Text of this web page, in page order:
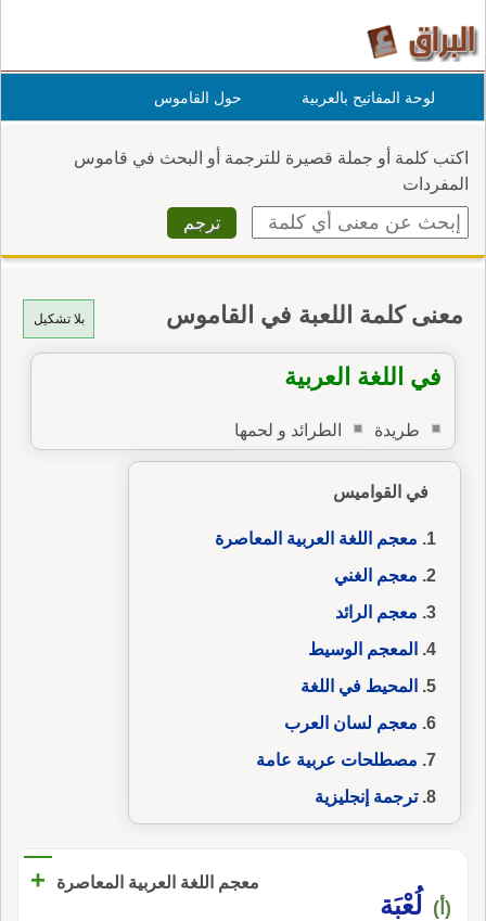
لوحة المفاتيح بالعربية حول القاموس
اكتب كلمة أو جملة قصيرة للترجمة أو البحث في قاموس
المفردات
بلا تشكيل معنى كلمة اللعبة في القاموس
في اللغة العربية
طريدة الطرائد و لحمها
في القواميس
معجم اللغة العربية المعاصرة
معجم الغني
معجم الرائد
المعجم الوسيط
المحيط في اللغة
معجم لسان العرب
مصطلحات عربية عامة
ترجمة إنجليزية
معجم اللغة العربية المعاصرة +
(أ) لُعْبَة